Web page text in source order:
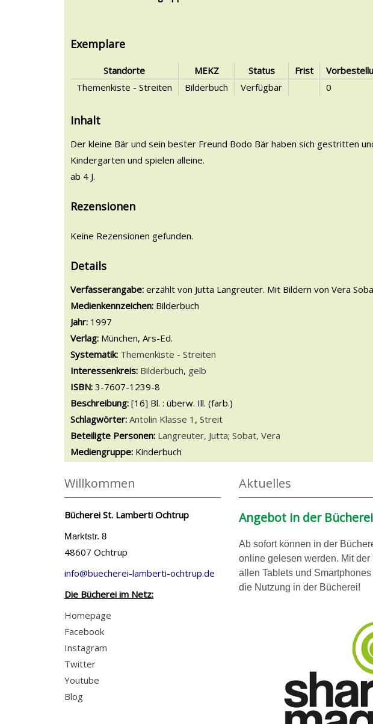
Exemplare
Standorte MEKZ Status Frist
Themenkiste - Streiten
Bilderbuch Verfügbar 0
Inhalt
Der kleine Bär und sein bester Freund Bodo Bär haben sich gestritten
Kindergarten und spielen alleine.
ab 4 J.
Rezensionen
Keine Rezensionen gefunden.
Details
Suche nach diesem Verfasser
Verfasserangabe: erzählt von Jutta Langreuter. Mit Bildern von Vera
Medienkennzeichen: Bilderbuch
Jahr: 1997
Verlag: München, Ars-Ed.
opens in new tab
Diesen Link in neuem Tab öffnen
Systematik: Suche nach dieser Systematik
Themenkiste - Streiten
Interessenkreis: Suche nach diesem Interessenskreis
Bilderbuch, gelb
ISBN: 3-7607-1239-8
Beschreibung: [16] Bl. : überw. Ill. (farb.)
Schlagwörter: Antolin Klasse 1 , Streit
Beteiligte Personen: Suche nach dieser Beteiligten Person
Langreuter, Jutta; Sobat, Vera
Mediengruppe: Kinderbuch
Willkommen
Bücherei St. Lamberti Ochtrup
Marktstr. 8
48607 Ochtrup
info@buecherei-lamberti-ochtrup.de
Die Bücherei im Netz:
Homepage
Facebook
Instagram
Twitter
Youtube
Blog
Aktuelles
Angebot in der Bücherei
Ab sofort können in der
online gelesen werden. Mit
allen Tablets und
die Nutzung in der Bücherei!